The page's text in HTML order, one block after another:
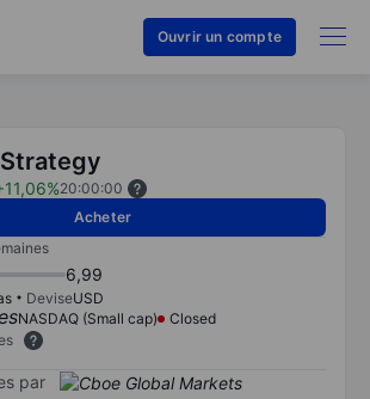
Ouvrir un compte
20:00:00
Acheter
6,99
DeviseUSD
NASDAQ (Small cap)
Closed
par